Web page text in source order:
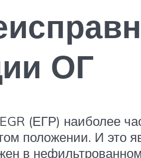
ОГ
(ЕГР) наиболее
положении. И это
в